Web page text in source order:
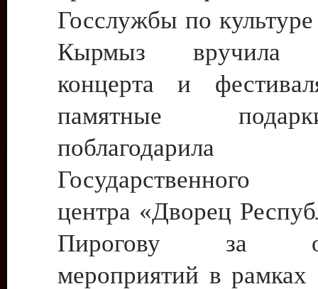
Госслужбы по
Кырмыз вручила
концерта и
памятные
поблагодарила
Государственного
центра «Дворец
Пирогову за
мероприятий в